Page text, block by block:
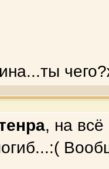
, на